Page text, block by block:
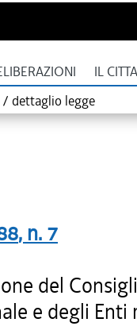
IL
/ dettaglio legge
, n. 7
del
e degli Enti